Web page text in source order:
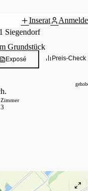
Inserat
Siegendorf
Grundstück
Preis-Check
Exposé
Zimmer
3